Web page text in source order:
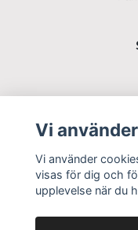
Vi
Vi använder
visas för dig och
upplevelse när du